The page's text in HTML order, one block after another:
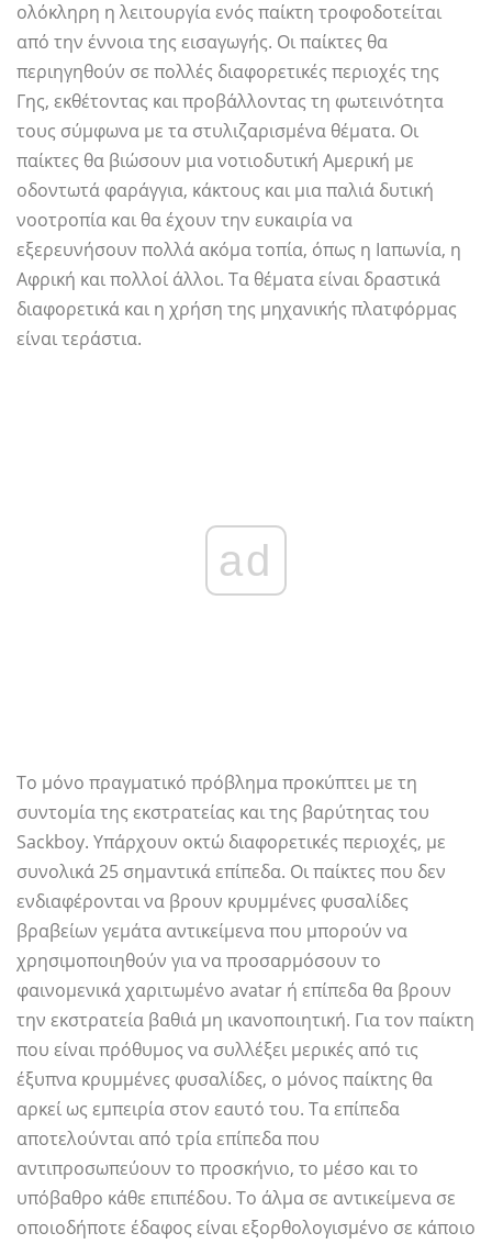
ολόκληρη η λειτουργία ενός παίκτη τροφοδοτείται
από την έννοια της εισαγωγής. Οι παίκτες θα
περιηγηθούν σε πολλές διαφορετικές περιοχές της
Γης, εκθέτοντας και προβάλλοντας τη φωτεινότητα
τους σύμφωνα με τα στυλιζαρισμένα θέματα. Οι
παίκτες θα βιώσουν μια νοτιοδυτική Αμερική με
οδοντωτά φαράγγια, κάκτους και μια παλιά δυτική
νοοτροπία και θα έχουν την ευκαιρία να
εξερευνήσουν πολλά ακόμα τοπία, όπως η Ιαπωνία, η
Αφρική και πολλοί άλλοι. Τα θέματα είναι δραστικά
διαφορετικά και η χρήση της μηχανικής πλατφόρμας
είναι τεράστια.
ad
Το μόνο πραγματικό πρόβλημα προκύπτει με τη
συντομία της εκστρατείας και της βαρύτητας του
Sackboy. Υπάρχουν οκτώ διαφορετικές περιοχές, με
συνολικά 25 σημαντικά επίπεδα. Οι παίκτες που δεν
ενδιαφέρονται να βρουν κρυμμένες φυσαλίδες
βραβείων γεμάτα αντικείμενα που μπορούν να
χρησιμοποιηθούν για να προσαρμόσουν το
φαινομενικά χαριτωμένο avatar ή επίπεδα θα βρουν
την εκστρατεία βαθιά μη ικανοποιητική. Για τον παίκτη
που είναι πρόθυμος να συλλέξει μερικές από τις
έξυπνα κρυμμένες φυσαλίδες, ο μόνος παίκτης θα
αρκεί ως εμπειρία στον εαυτό του. Τα επίπεδα
αποτελούνται από τρία επίπεδα που
αντιπροσωπεύουν το προσκήνιο, το μέσο και το
υπόβαθρο κάθε επιπέδου. Το άλμα σε αντικείμενα σε
οποιοδήποτε έδαφος είναι εξορθολογισμένο σε κάποιο